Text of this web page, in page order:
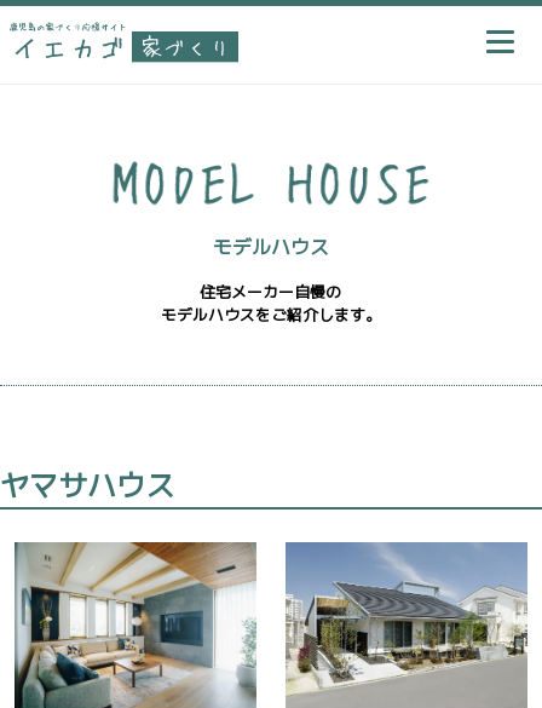
モデルハウス
住宅メーカー自慢の
モデルハウスをご紹介します。
ヤマサハウス